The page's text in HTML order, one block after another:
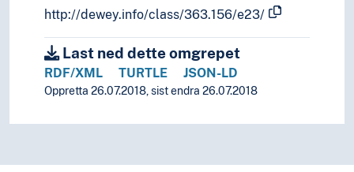
http://dewey.info/class/363.156/e23/
Last ned dette omgrepet
RDF/XML TURTLE JSON-LD
Oppretta 26.07.2018, sist endra 26.07.2018